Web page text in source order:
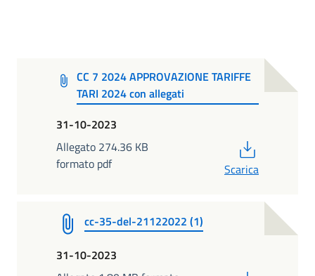
CC 7 2024 APPROVAZIONE TARIFFE
TARI 2024 con allegati
31-10-2023
Allegato 274.36 KB
formato pdf
Scarica
cc-35-del-21122022 (1)
31-10-2023